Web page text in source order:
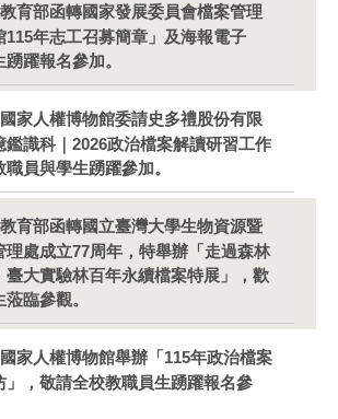
教育部函轉國家發展委員會檔案管理
115年志工召募簡章」及海報電子
躍報名參加。
國家人權博物館委請史多禮股份有限
鑑識科｜2026政治檔案解讀研習工作
員與學生踴躍參加。
教育部函轉國立臺灣大學生物資源暨
理處成立77周年，特舉辦「走過森林
臺大實驗林百年永續檔案特展」，歡
臨參觀。
國家人權博物館舉辦「115年政治檔案
」，敬請全校教職員生踴躍報名參